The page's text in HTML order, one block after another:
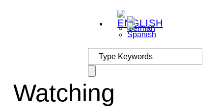
Watching